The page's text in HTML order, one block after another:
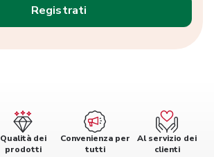
Registrati
Qualità dei
prodotti
Convenienza per
tutti
Al servizio dei
clienti